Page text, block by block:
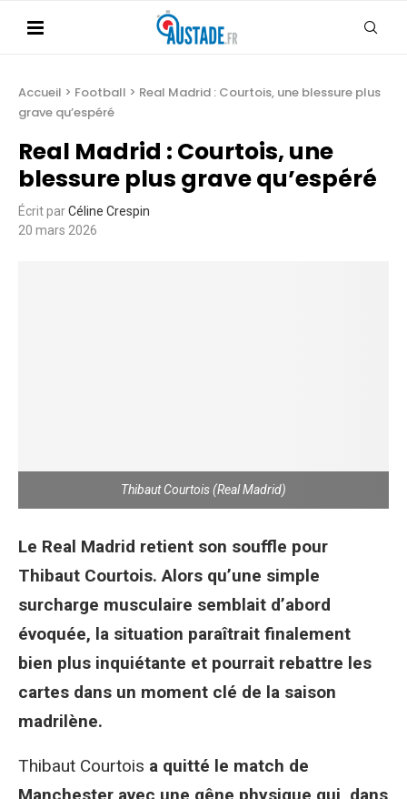
Accueil > Football > Real Madrid : Courtois, une blessure plus
grave qu’espéré
Real Madrid : Courtois, une
blessure plus grave qu’espéré
Écrit parCéline Crespin
20 mars 2026
Thibaut Courtois (Real Madrid)
Le Real Madrid retient son souffle pour
Thibaut Courtois. Alors qu’une simple
surcharge musculaire semblait d’abord
évoquée, la situation paraîtrait finalement
bien plus inquiétante et pourrait rebattre les
cartes dans un moment clé de la saison
madrilène.
Thibaut Courtois a quitté le match de